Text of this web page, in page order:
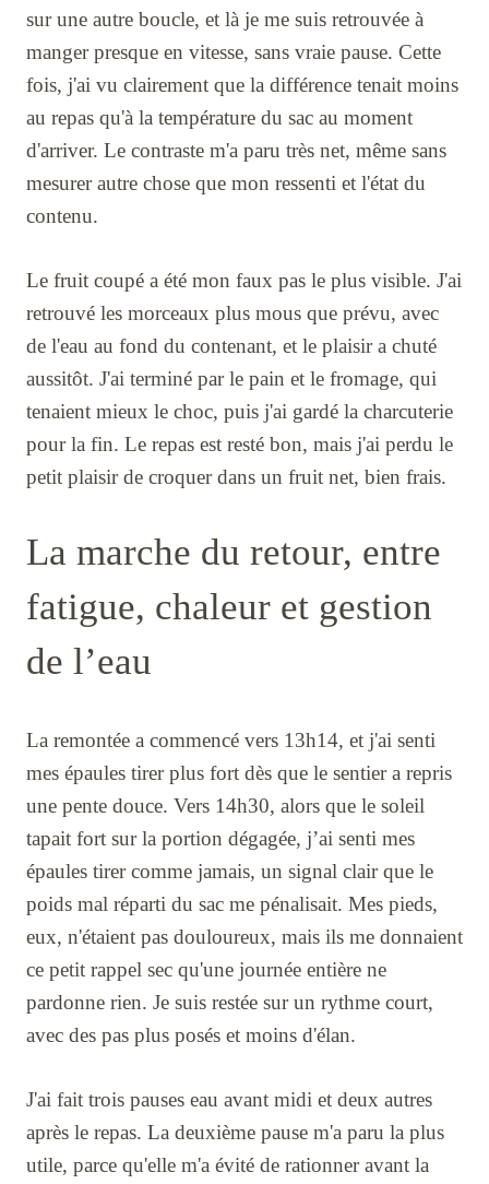
sur une autre boucle, et là je me suis retrouvée à
manger presque en vitesse, sans vraie pause. Cette
fois, j'ai vu clairement que la différence tenait moins
au repas qu'à la température du sac au moment
d'arriver. Le contraste m'a paru très net, même sans
mesurer autre chose que mon ressenti et l'état du
contenu.
Le fruit coupé a été mon faux pas le plus visible. J'ai
retrouvé les morceaux plus mous que prévu, avec
de l'eau au fond du contenant, et le plaisir a chuté
aussitôt. J'ai terminé par le pain et le fromage, qui
tenaient mieux le choc, puis j'ai gardé la charcuterie
pour la fin. Le repas est resté bon, mais j'ai perdu le
petit plaisir de croquer dans un fruit net, bien frais.
La marche du retour, entre
fatigue, chaleur et gestion
de l’eau
La remontée a commencé vers 13h14, et j'ai senti
mes épaules tirer plus fort dès que le sentier a repris
une pente douce. Vers 14h30, alors que le soleil
tapait fort sur la portion dégagée, j’ai senti mes
épaules tirer comme jamais, un signal clair que le
poids mal réparti du sac me pénalisait. Mes pieds,
eux, n'étaient pas douloureux, mais ils me donnaient
ce petit rappel sec qu'une journée entière ne
pardonne rien. Je suis restée sur un rythme court,
avec des pas plus posés et moins d'élan.
J'ai fait trois pauses eau avant midi et deux autres
après le repas. La deuxième pause m'a paru la plus
utile, parce qu'elle m'a évité de rationner avant la